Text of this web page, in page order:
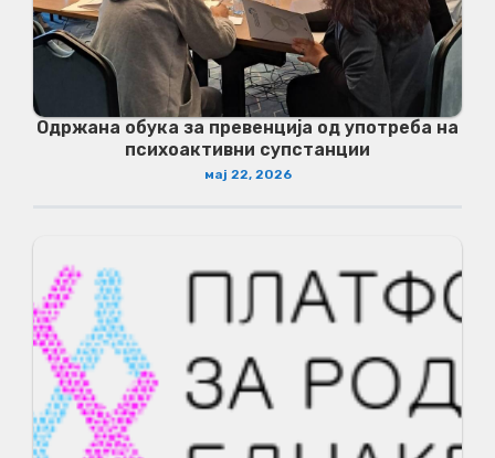
Одржана обука за превенција од употреба на
психоактивни супстанции
мај 22, 2026